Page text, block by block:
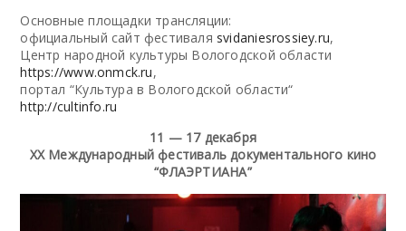
Основные площадки трансляции:
официальный сайт фестиваля svidaniesrossiey.ru,
Центр народной культуры Вологодской области
https://www.onmck.ru,
портал “Культура в Вологодской области“
http://cultinfo.ru
11 — 17 декабря
XX Международный фестиваль документального кино
“ФЛАЭРТИАНА”